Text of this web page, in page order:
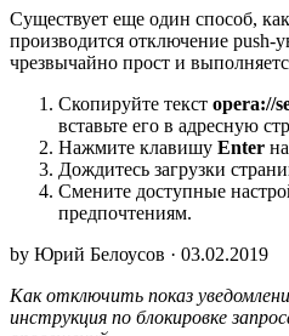
Существует еще один способ,
производится отключение push-
чрезвычайно прост и
Скопируйте текст opera://
вставьте его в адресную
Нажмите клавишу Enter
Дождитесь загрузки
Смените доступные
предпочтениям.
by Юрий Белоусов · 03.02.2019
Как отключить показ
инструкция по блокировке